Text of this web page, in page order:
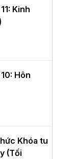
Kinh
Hôn
Khóa tu
(Tối